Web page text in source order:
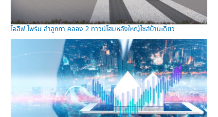
ไอลีฟ ไพร์ม ลำลูกกา คลอง 2 ทาวน์โฮมหลังใหญ่ไซส์บ้านเดี่ยว